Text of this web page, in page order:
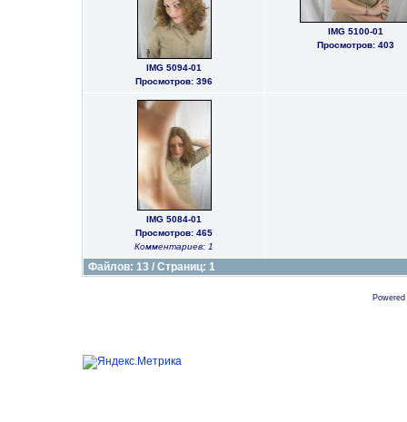
IMG 5094-01
Просмотров: 396
IMG 5100-01
Просмотров: 403
IMG 5084-01
Просмотров: 465
Комментариев: 1
Файлов: 13 / Страниц: 1